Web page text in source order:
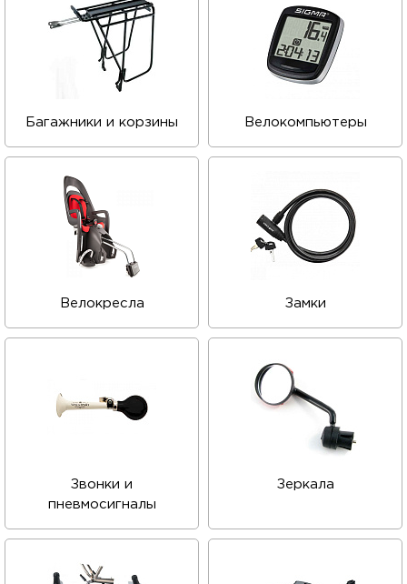
Багажники и корзины Велокомпьютеры
Велокресла Замки
Звонки и
пневмосигналы
Зеркала